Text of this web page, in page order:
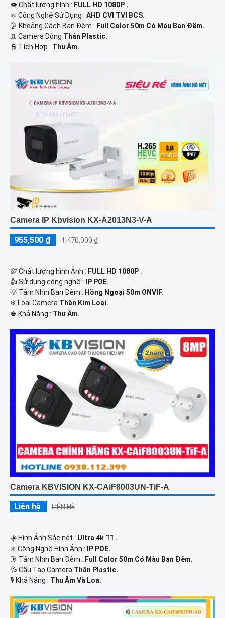
👁 Chất lượng hình : FULL HD 1080P .
⚛️ Công Nghệ Sử Dụng : AHD CVI TVI BCS.
🌛 Khoảng Cách Ban Đêm : Full Color 50m Có Màu Ban Ðêm.
♊ Camera Dòng Thân Plastic.
️👮 Tích Hợp : Thu Âm.
Camera IP Kbvision KX-A2013N3-V-A
955,500 ₫ 1,470,000 ₫
💯 Chất lượng hình Ảnh : FULL HD 1080P .
👍 Sử dụng công nghệ :
IP POE.
💡 Tầm Nhìn Ban Đêm : Hồng Ngoại 50m ONVIF.
❄ Loại Camera Thân Kim Loại.
️♚ Khả Năng : Thu Âm.
Camera KBVISION KX-CAiF8003UN-TiF-A
Liên hệ LIÊN HỆ
☀️ Hình Ảnh Sắc nét : Ultra 4k 👍🏾 .
✳️ Công Nghệ Hình Ảnh :
IP POE.
🌛 Tầm Nhìn Ban Đêm : Full Color 50m Có Màu Ban Ðêm.
💦 Cấu Tạo Camera Thân Plastic.
️🎙 Khả Năng : Thu Âm Và Loa.